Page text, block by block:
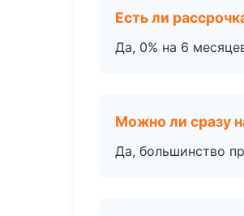
Есть ли
Да, 0% на 6
Можно ли сразу
Да, большинство